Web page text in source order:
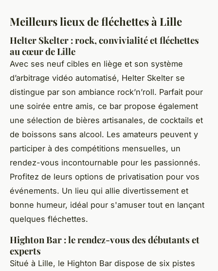
Meilleurs lieux de fléchettes à Lille
Helter Skelter : rock, convivialité et fléchettes
au cœur de Lille
Avec ses neuf cibles en liège et son système
d’arbitrage vidéo automatisé, Helter Skelter se
distingue par son ambiance rock’n’roll. Parfait pour
une soirée entre amis, ce bar propose également
une sélection de bières artisanales, de cocktails et
de boissons sans alcool. Les amateurs peuvent y
participer à des compétitions mensuelles, un
rendez-vous incontournable pour les passionnés.
Profitez de leurs options de privatisation pour vos
événements. Un lieu qui allie divertissement et
bonne humeur, idéal pour s'amuser tout en lançant
quelques fléchettes.
Highton Bar : le rendez-vous des débutants et
experts
Situé à Lille, le Highton Bar dispose de six pistes